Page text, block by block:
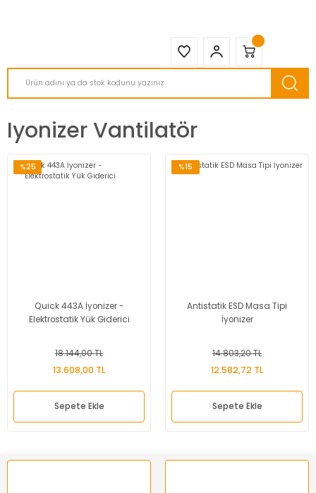
Iyonizer Vantilatör
%25
Quick 443A İyonizer -
Elektrostatik Yük Giderici
18.144,00 TL
13.608,00 TL
Sepete Ekle
%15
Antistatik ESD Masa Tipi
İyonizer
14.803,20 TL
12.582,72 TL
Sepete Ekle